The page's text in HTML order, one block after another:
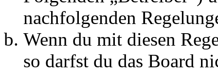
nachfolgenden
Wenn du mit diesen
so darfst du das Board